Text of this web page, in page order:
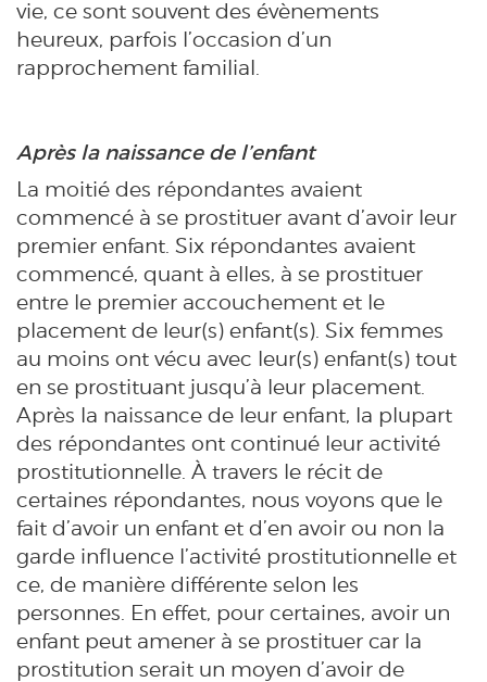
vie, ce sont souvent des évènements
heureux, parfois l’occasion d’un
rapprochement familial.
Après la naissance de l’enfant
La moitié des répondantes avaient
commencé à se prostituer avant d’avoir leur
premier enfant. Six répondantes avaient
commencé, quant à elles, à se prostituer
entre le premier accouchement et le
placement de leur(s) enfant(s). Six femmes
au moins ont vécu avec leur(s) enfant(s) tout
en se prostituant jusqu’à leur placement.
Après la naissance de leur enfant, la plupart
des répondantes ont continué leur activité
prostitutionnelle. À travers le récit de
certaines répondantes, nous voyons que le
fait d’avoir un enfant et d’en avoir ou non la
garde influence l’activité prostitutionnelle et
ce, de manière différente selon les
personnes. En effet, pour certaines, avoir un
enfant peut amener à se prostituer car la
prostitution serait un moyen d’avoir de